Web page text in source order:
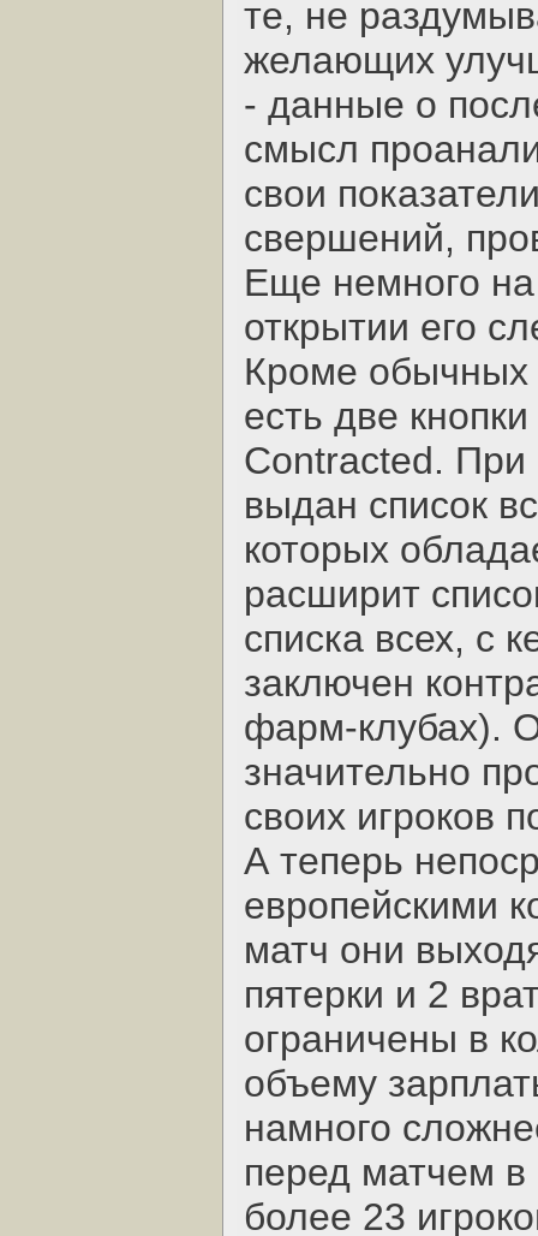
те, не
желающих
- данные о
смысл
свои
свершений,
Еще немного
открытии его
Кроме обычных
есть две
Contracted. При
выдан список
которых
расширит
списка всех, с
заключен
фарм-клубах).
значительно
своих игроков
А теперь
европейскими
матч они
пятерки и 2
ограничены в
объему
намного
перед матчем
более 23